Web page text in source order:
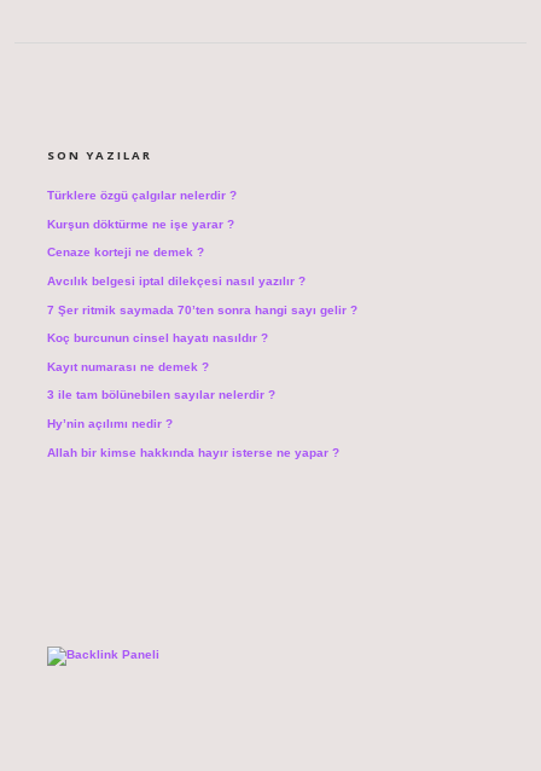
SON YAZILAR
Türklere özgü çalgılar nelerdir ?
Kurşun döktürme ne işe yarar ?
Cenaze korteji ne demek ?
Avcılık belgesi iptal dilekçesi nasıl yazılır ?
7 Şer ritmik saymada 70’ten sonra hangi sayı gelir ?
Koç burcunun cinsel hayatı nasıldır ?
Kayıt numarası ne demek ?
3 ile tam bölünebilen sayılar nelerdir ?
Hy’nin açılımı nedir ?
Allah bir kimse hakkında hayır isterse ne yapar ?